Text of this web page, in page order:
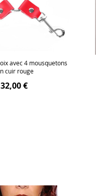
avec 4 mousquetons
cuir rouge
32,00 €